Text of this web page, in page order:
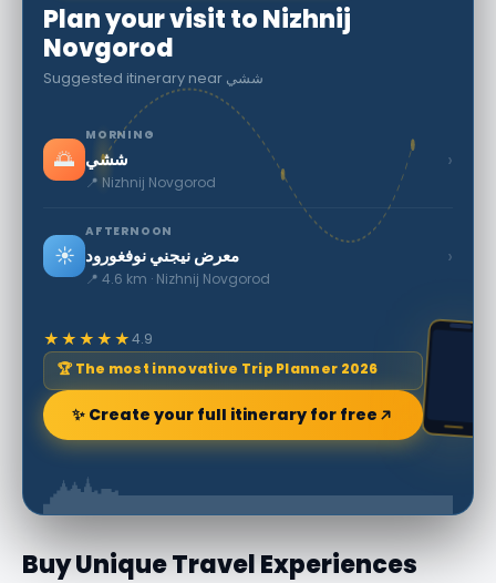
Plan your visit to Nizhnij
Novgorod
Suggested itinerary near ششي
🌅
MORNING
ششي
📍 Nizhnij Novgorod
›
☀️
AFTERNOON
معرض نيجني نوفغورود
📍 4.6 km · Nizhnij Novgorod
›
★★★★★4.9
🏆 The most innovative Trip Planner 2026
✨ Create your full itinerary for free
Buy Unique Travel Experiences